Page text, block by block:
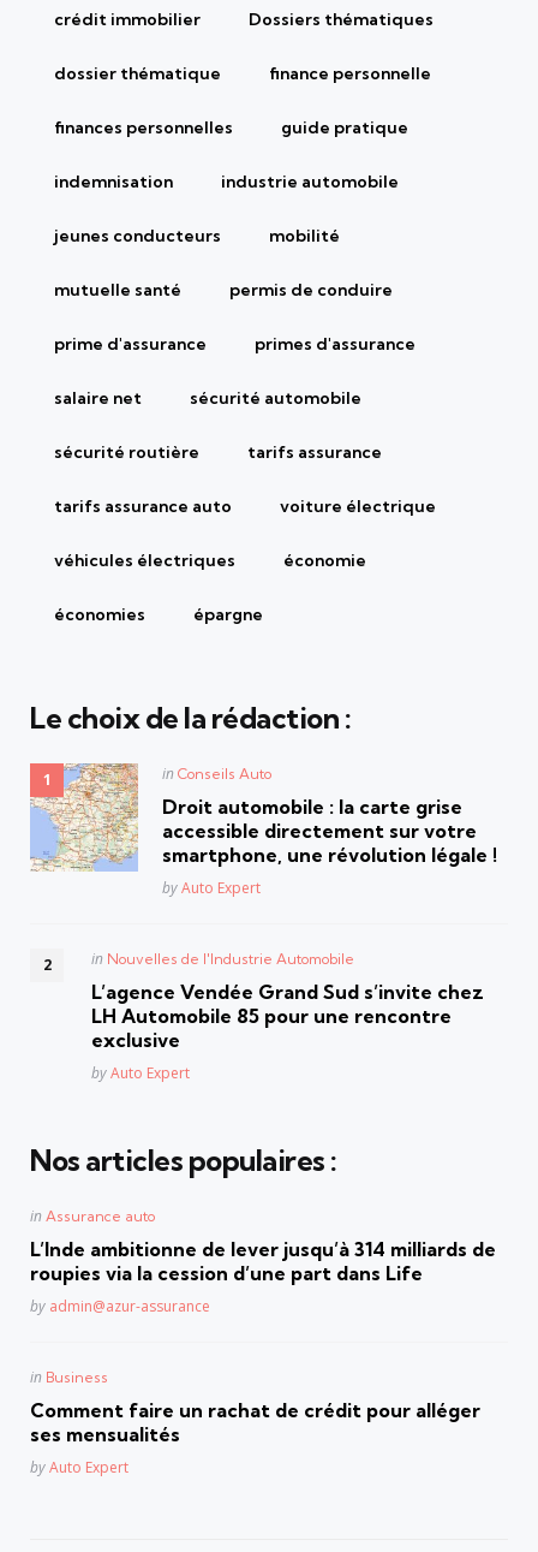
crédit immobilier Dossiers thématiques
dossier thématique finance personnelle
finances personnelles guide pratique
indemnisation industrie automobile
jeunes conducteurs mobilité
mutuelle santé permis de conduire
prime d'assurance primes d'assurance
salaire net sécurité automobile
sécurité routière tarifs assurance
tarifs assurance auto voiture électrique
véhicules électriques économie
économies épargne
Le choix de la rédaction :
Posted
in Conseils Auto
Droit automobile : la carte grise
accessible directement sur votre
smartphone, une révolution légale !
Posted
byAuto Expert
Posted
in Nouvelles de l'Industrie Automobile
L’agence Vendée Grand Sud s’invite chez
LH Automobile 85 pour une rencontre
exclusive
Posted
byAuto Expert
Nos articles populaires :
Posted
in Assurance auto
L’Inde ambitionne de lever jusqu’à 314 milliards de
roupies via la cession d’une part dans Life
Posted
by admin@azur-assurance
Posted
in Business
Comment faire un rachat de crédit pour alléger
ses mensualités
Posted
byAuto Expert